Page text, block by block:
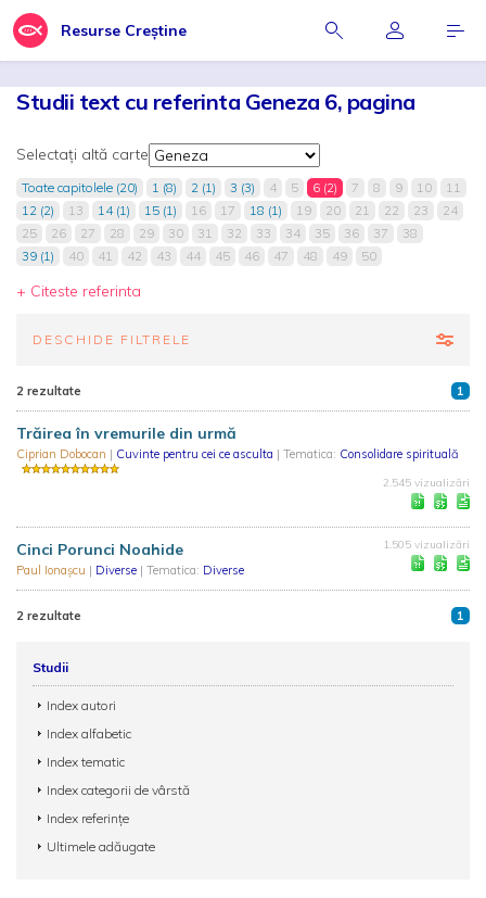
Resurse Creștine
Studii text cu referinta Geneza 6, pagina
Selectați altă carte
Toate capitolele (20) 1 (8) 2 (1) 3 (3) 4 5 6 (2) 7 8 9 10
11
12 (2)
13 14 (1) 15 (1) 16 17 18 (1) 19 20 21 22 23
24
25
26 27 28 29 30 31 32 33 34 35 36 37
38
39 (1)
40 41 42 43 44 45 46 47 48 49 50
+ Citeste referinta
DESCHIDE FILTRELE
2 rezultate 1
Trăirea în vremurile din urmă
Ciprian Dobocan | Cuvinte pentru cei ce asculta | Tematica: Consolidare spirituală
2.545 vizualizări
Cinci Porunci Noahide
Paul Ionașcu | Diverse | Tematica: Diverse
1.505 vizualizări
2 rezultate 1
Studii
Index autori
Index alfabetic
Index tematic
Index categorii de vârstă
Index referințe
Ultimele adăugate